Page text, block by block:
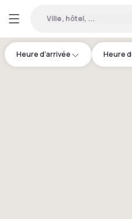
Ville, hôtel, ...
Heure d'arrivée Heure